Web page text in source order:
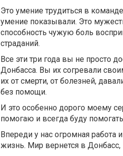
Это умение трудиться в
умение показывали. Это
способность чужую боль
страданий.
Все эти три года вы не просто
Донбасса. Вы их согревали
их от смерти, от болезней,
без помощи.
И это особенно дорого моему
помогаю и всегда буду
Впереди у нас огромная
жизнь. Мир вернется в Донбасс,